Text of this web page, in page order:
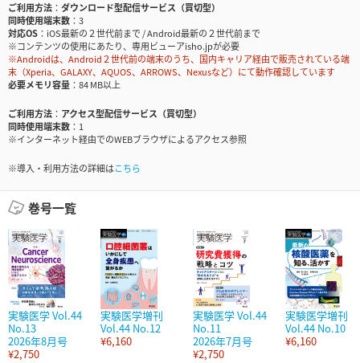
ご利用方法
ダウンロード型配信サービス（買切型）
同時使用端末数
3
対応OS
iOS最新の２世代前まで / Android最新の２世代前まで
※コンテンツの使用にあたり、専用ビューアisho.jpが必要
※Androidは、Android２世代前の端末のうち、国内キャリア経由で販売されている端
末（Xperia、GALAXY、AQUOS、ARROWS、Nexusなど）にて動作確認しています
必要メモリ容量
84 MB以上
ご利用方法
アクセス型配信サービス（買切型）
同時使用端末数
1
※インターネット経由でのWEBブラウザによるアクセス参照
※導入・利用方法の詳細はこちら
巻号一覧
実験医学 Vol.44
No.13
2026年8月号
¥2,750
実験医学増刊
Vol.44 No.12
¥6,160
実験医学 Vol.44
No.11
2026年7月号
¥2,750
実験医学増刊
Vol.44 No.10
¥6,160